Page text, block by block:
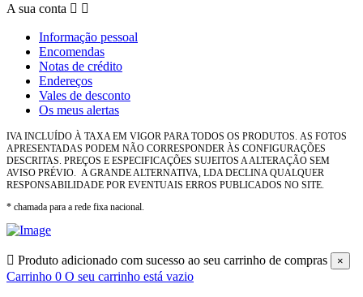
A sua conta  
Informação pessoal
Encomendas
Notas de crédito
Endereços
Vales de desconto
Os meus alertas
IVA INCLUÍDO À TAXA EM VIGOR PARA TODOS OS PRODUTOS. AS FOTOS
APRESENTADAS PODEM NÃO CORRESPONDER ÀS CONFIGURAÇÕES
DESCRITAS. PREÇOS E ESPECIFICAÇÕES SUJEITOS A ALTERAÇÃO SEM
AVISO PRÉVIO. A GRANDE ALTERNATIVA, LDA DECLINA QUALQUER
RESPONSABILIDADE POR EVENTUAIS ERROS PUBLICADOS NO SITE.
* chamada para a rede fixa nacional.
 Produto adicionado com sucesso ao seu carrinho de compras ×
Carrinho 0 O seu carrinho está vazio